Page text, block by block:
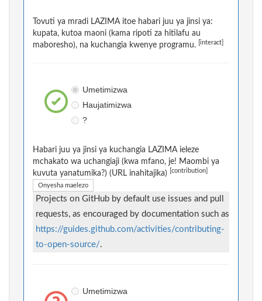
Tovuti ya mradi LAZIMA itoe habari juu ya jinsi ya:
kupata, kutoa maoni (kama ripoti za hitilafu au
maboresho), na kuchangia kwenye programu.
[interact]
Umetimizwa
Haujatimizwa
?
Habari juu ya jinsi ya kuchangia LAZIMA ieleze
mchakato wa uchangiaji (kwa mfano, je! Maombi ya
kuvuta yanatumika?) (URL inahitajika)
[contribution]
Onyesha maelezo
Projects on GitHub by default use issues and pull
requests, as encouraged by documentation such as
https://guides.github.com/activities/contributing-
to-open-source/.
Umetimizwa